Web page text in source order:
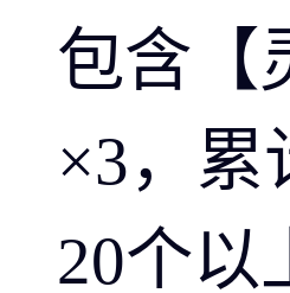
包含【
×3，累
20个以